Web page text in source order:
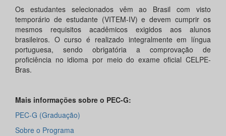
Os estudantes selecionados vêm ao Brasil com visto
temporário de estudante (VITEM-IV) e devem cumprir os
mesmos requisitos acadêmicos exigidos aos alunos
brasileiros. O curso é realizado integralmente em língua
portuguesa, sendo obrigatória a comprovação de
proficiência no idioma por meio do exame oficial CELPE-
Bras.
Mais informações sobre o PEC-G:
PEC-G (Graduação)
Sobre o Programa